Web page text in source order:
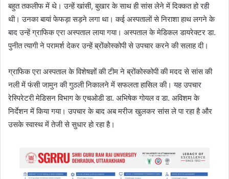
बहुत तकलीफ में थे। उन्हें खांसी, बुखार के साथ ही सांस लेने में दिक्कत हो रही
थी। उनका बायां फेफड़ा सड़ने लगा था। कई अस्पतालों से निराशा हाथ लगने के
बाद उन्हें ग्राफिक एरा अस्पताल लाया गया। अस्पताल के मेडिकल डायरेक्टर डा.
पुनीत त्यागी ने परामर्श देकर उन्हें ब्रोंकोस्कोपी से उपचार करने की सलाह दी।
ग्राफिक एरा अस्पताल के विशेषज्ञों की टीम ने ब्रोंकोस्कोपी की मदद से सांस की
नली में फंसी जामुन की गुठली निकालने में सफलता हासिल की। यह उपचार
रेस्पिरेटरी मेडिसन विभाग के एचओडी डा. अभिषेक गोयल व डा. अविशम के
निर्देशन में किया गया। उपचार के बाद अब मरीज खुलकर सांस ले पा रहा है और
उसके स्वास्थ में तेजी से सुधार हो रहा है।